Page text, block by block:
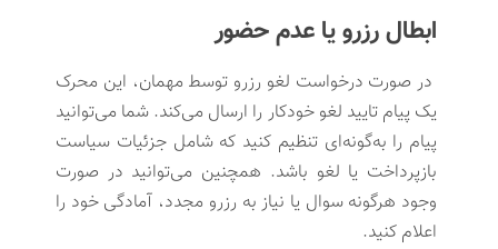
ابطال رزرو یا عدم حضور
در صورت درخواست لغو رزرو توسط مهمان، این محرک
یک پیام تایید لغو خودکار را ارسال می‌کند. شما می‌توانید
پیام را به‌گونه‌ای تنظیم کنید که شامل جزئیات سیاست
بازپرداخت یا لغو باشد. همچنین می‌توانید در صورت
وجود هرگونه سوال یا نیاز به رزرو مجدد، آمادگی خود را
اعلام کنید.